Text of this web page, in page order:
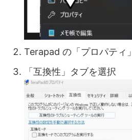
Terapad の「プロパティ
「互換性」タブを選択